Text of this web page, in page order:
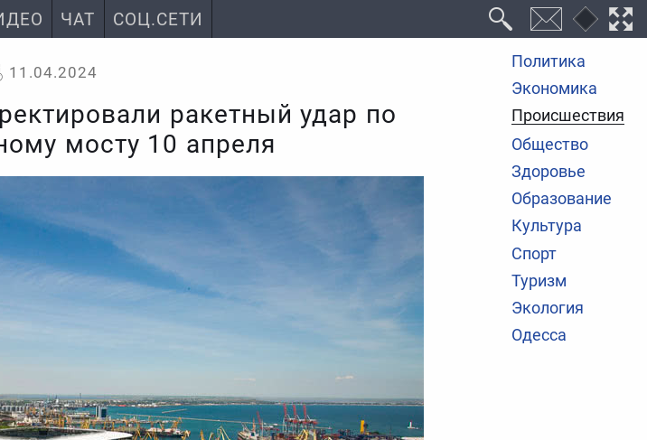
ЧАТ СОЦ.СЕТИ
Политика
Экономика
Происшествия
Общество
Здоровье
Образование
Культура
Спорт
Туризм
Экология
Одесса
11.04.2024
ракетный удар по
мосту 10 апреля